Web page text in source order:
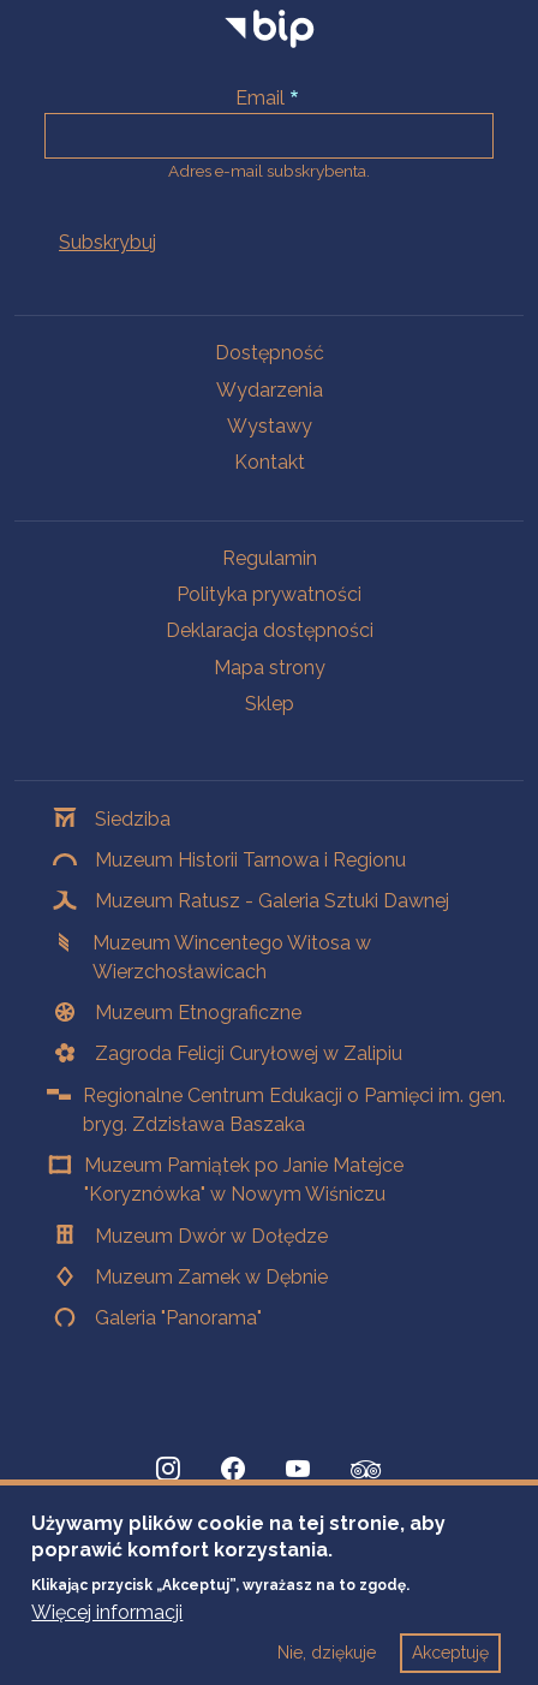
Email
Adres e-mail subskrybenta.
Dostępność
Wydarzenia
Wystawy
Kontakt
Regulamin
Polityka prywatności
Deklaracja dostępności
Mapa strony
Sklep
Siedziba
Muzeum Historii Tarnowa i Regionu
Muzeum Ratusz - Galeria Sztuki Dawnej
Muzeum Wincentego Witosa w
Wierzchosławicach
Muzeum Etnograficzne
Zagroda Felicji Curyłowej w Zalipiu
Regionalne Centrum Edukacji o Pamięci im. gen.
bryg. Zdzisława Baszaka
Muzeum Pamiątek po Janie Matejce
"Koryznówka" w Nowym Wiśniczu
Muzeum Dwór w Dołędze
Muzeum Zamek w Dębnie
Galeria "Panorama"
Używamy plików cookie na tej stronie, aby
poprawić komfort korzystania.
Klikając przycisk „Akceptuj”, wyrażasz na to zgodę.
Więcej informacji
Akceptuję
Nie, dziękuje